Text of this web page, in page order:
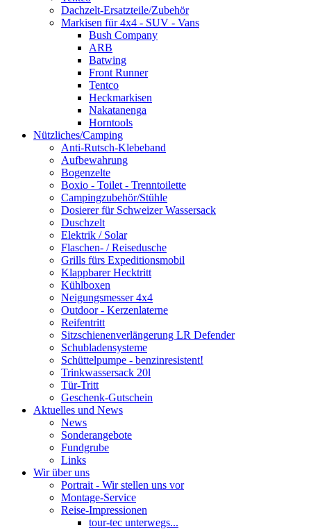
Dachzelt-Ersatzteile/Zubehör
Markisen für 4x4 - SUV - Vans
Bush Company
ARB
Batwing
Front Runner
Tentco
Heckmarkisen
Nakatanenga
Horntools
Nützliches/Camping
Anti-Rutsch-Klebeband
Aufbewahrung
Bogenzelte
Boxio - Toilet - Trenntoilette
Campingzubehör/Stühle
Dosierer für Schweizer Wassersack
Duschzelt
Elektrik / Solar
Flaschen- / Reisedusche
Grills fürs Expeditionsmobil
Klappbarer Hecktritt
Kühlboxen
Neigungsmesser 4x4
Outdoor - Kerzenlaterne
Reifentritt
Sitzschienenverlängerung LR Defender
Schubladensysteme
Schüttelpumpe - benzinresistent!
Trinkwassersack 20l
Tür-Tritt
Geschenk-Gutschein
Aktuelles und News
News
Sonderangebote
Fundgrube
Links
Wir über uns
Portrait - Wir stellen uns vor
Montage-Service
Reise-Impressionen
tour-tec unterwegs...